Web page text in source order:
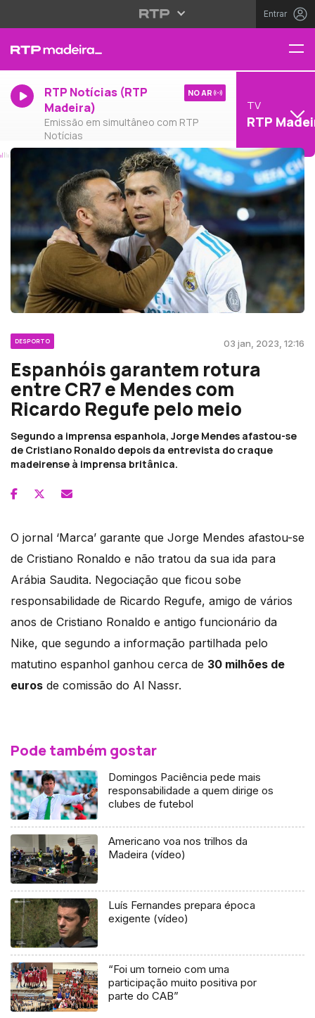
Entrar
RTP Notícias (RTP
Madeira)
Emissão em simultâneo com RTP
Notícias
NO AR
TV
RTP
DESPORTO 03 jan, 2023, 12:16
Espanhóis garantem rotura
entre CR7 e Mendes com
Ricardo Regufe pelo meio
Segundo a imprensa espanhola, Jorge Mendes afastou-se
de Cristiano Ronaldo depois da entrevista do craque
madeirense à imprensa britânica.
O jornal ‘Marca’ garante que Jorge Mendes afastou-se
de Cristiano Ronaldo e não tratou da sua ida para
Arábia Saudita. Negociação que ficou sobe
responsabilidade de Ricardo Regufe, amigo de vários
anos de Cristiano Ronaldo e antigo funcionário da
Nike, que segundo a informação partilhada pelo
matutino espanhol ganhou cerca de 30 milhões de
euros de comissão do Al Nassr.
Pode também gostar
Domingos Paciência pede mais
responsabilidade a quem dirige os
clubes de futebol
Americano voa nos trilhos da
Madeira (vídeo)
Luís Fernandes prepara época
exigente (vídeo)
“Foi um torneio com uma
participação muito positiva por
parte do CAB”